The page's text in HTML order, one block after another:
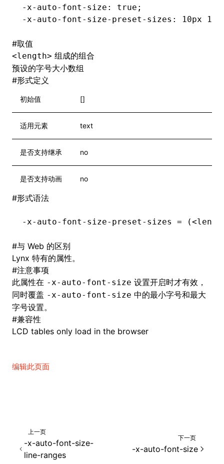
-x-auto-font-size: true;
-x-auto-font-size-preset-sizes: 10px
#取值
<length> 组成的组合
预设的字号大小数组
#形式定义
初始值 []
适用元素 text
是否支持继承 no
是否支持动画 no
#形式语法
-x-auto-font-size-preset-sizes =
#与 Web 的区别
Lynx 特有的属性。
#注意事项
此属性在 -x-auto-font-size 设置开启时才有效，
同时覆盖 -x-auto-font-size 中的最小字号和最大
字号设置。
#兼容性
LCD tables only load in the browser
编辑此页面
上一页
-x-auto-font-size-
line-ranges
下一页
-x-auto-font-size